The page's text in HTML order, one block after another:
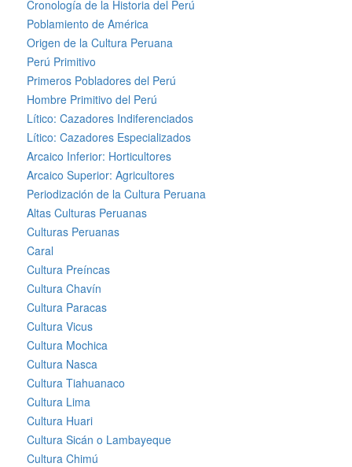
Cronología de la Historia del Perú
Poblamiento de América
Origen de la Cultura Peruana
Perú Primitivo
Primeros Pobladores del Perú
Hombre Primitivo del Perú
Lítico: Cazadores Indiferenciados
Lítico: Cazadores Especializados
Arcaico Inferior: Horticultores
Arcaico Superior: Agricultores
Periodización de la Cultura Peruana
Altas Culturas Peruanas
Culturas Peruanas
Caral
Cultura Preíncas
Cultura Chavín
Cultura Paracas
Cultura Vicus
Cultura Mochica
Cultura Nasca
Cultura Tiahuanaco
Cultura Lima
Cultura Huari
Cultura Sicán o Lambayeque
Cultura Chimú